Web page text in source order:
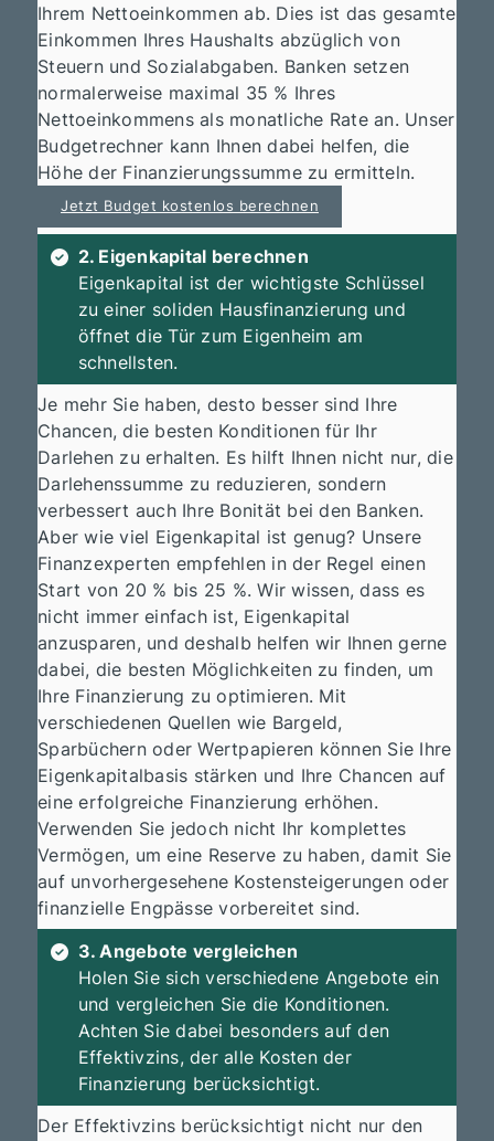
Ihrem Nettoeinkommen ab. Dies ist das gesamte
Einkommen Ihres Haushalts abzüglich von
Steuern und Sozialabgaben. Banken setzen
normalerweise maximal 35 % Ihres
Nettoeinkommens als monatliche Rate an. Unser
Budgetrechner kann Ihnen dabei helfen, die
Höhe der Finanzierungssumme zu ermitteln.
Jetzt Budget kostenlos berechnen
2. Eigenkapital berechnen
Eigenkapital ist der wichtigste Schlüssel
zu einer soliden Hausfinanzierung und
öffnet die Tür zum Eigenheim am
schnellsten.
Je mehr Sie haben, desto besser sind Ihre
Chancen, die besten Konditionen für Ihr
Darlehen zu erhalten. Es hilft Ihnen nicht nur, die
Darlehenssumme zu reduzieren, sondern
verbessert auch Ihre Bonität bei den Banken.
Aber wie viel Eigenkapital ist genug? Unsere
Finanzexperten empfehlen in der Regel einen
Start von 20 % bis 25 %. Wir wissen, dass es
nicht immer einfach ist, Eigenkapital
anzusparen, und deshalb helfen wir Ihnen gerne
dabei, die besten Möglichkeiten zu finden, um
Ihre Finanzierung zu optimieren. Mit
verschiedenen Quellen wie Bargeld,
Sparbüchern oder Wertpapieren können Sie Ihre
Eigenkapitalbasis stärken und Ihre Chancen auf
eine erfolgreiche Finanzierung erhöhen.
Verwenden Sie jedoch nicht Ihr komplettes
Vermögen, um eine Reserve zu haben, damit Sie
auf unvorhergesehene Kostensteigerungen oder
finanzielle Engpässe vorbereitet sind.
3. Angebote vergleichen
Holen Sie sich verschiedene Angebote ein
und vergleichen Sie die Konditionen.
Achten Sie dabei besonders auf den
Effektivzins, der alle Kosten der
Finanzierung berücksichtigt.
Der Effektivzins berücksichtigt nicht nur den